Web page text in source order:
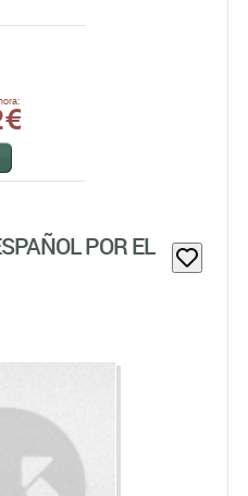
POR EL